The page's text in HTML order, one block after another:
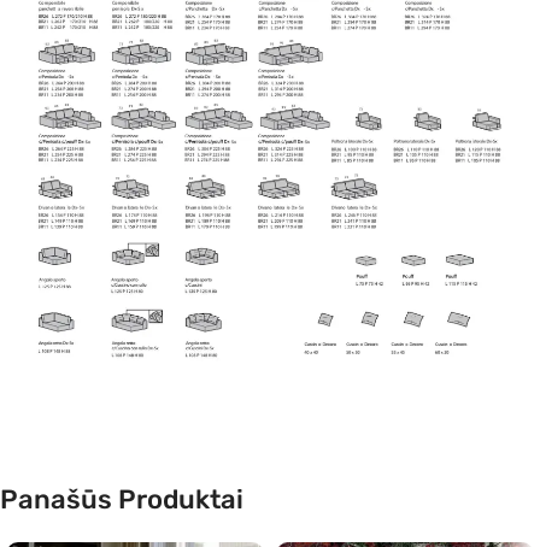
Panašūs Produktai